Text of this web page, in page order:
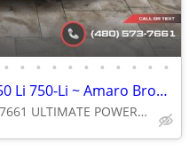
• • • • • • • • • • •
$182/mo - 2012 BMW 750Li 750 Li 750-Li ~ Amaro Brown Interior WE FINAN
CALL (480) 573-7661 ULTIMATE POWERSPORTS